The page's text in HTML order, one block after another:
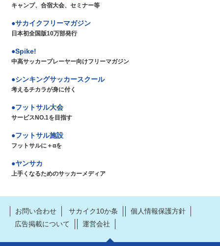
キャンプ、合宿大会、セミナー等
サカイクフリーマガジン
日本初全国版10万部発行
Spike!
中高サッカープレーヤー向けフリーマガジン
シンキングサッカースクール
考えるチカラが身に付く
フットサル大会
サービスNO.1を目指す
フットサル施設
フットサルに＋αを
ヤンサカ
上手くなるためのサッカーメディア
お問い合わせ サカイク10か条
個人情報保護方針
広告掲載について
運営会社